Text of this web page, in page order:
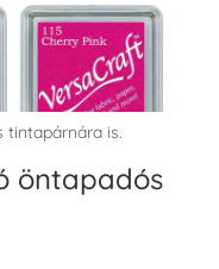
VersaCraft
Tintapárna -
tintapárnára is.
öntapadós